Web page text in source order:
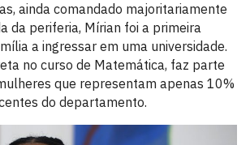
ainda comandado majoritariamente
da periferia, Mírian foi a primeira
a ingressar em uma universidade.
no curso de Matemática, faz parte
que representam apenas 10%
do departamento.